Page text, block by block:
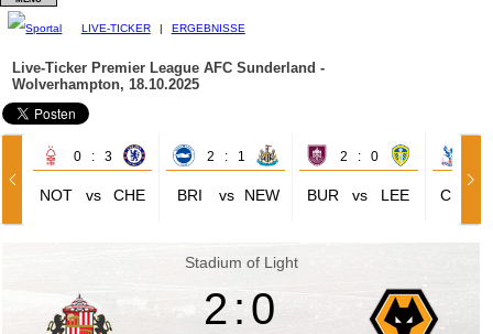
LIVE-TICKER | ERGEBNISSE
Live-Ticker Premier League AFC Sunderland -
Wolverhampton, 18.10.2025
0 : 3
NOT vs CHE
2 : 1
BRI vs NEW
2 : 0
BUR vs LEE CRY
Stadium of Light
2:0